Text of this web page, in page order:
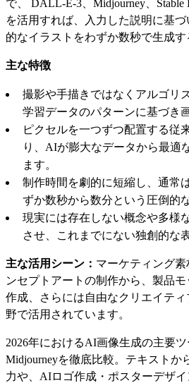
で、 DALL-E-3、Midjourney、
を活用すれば、入力した説明に基
的なイラストをわずか数秒で生成す
主な特徴
撮影や手描きではなくアルゴリ
学習データのパターンに基づき
ピクセルを一つずつ配置する従
り、AIが膨大なデータから最適
ます。
制作時間を劇的に短縮し、通常
ずか数秒から数分という圧倒的
現実には存在しない概念や多様
させ、これまでにない独創的な
主な活用シーン： マーケティング素
ンセプトアートの制作から、製品
作成、さらには自由なクリエイテ
野で活用されています。
2026年におけるAI画像生成の主要ツ
Midjourneyを徹底比較。テキストか
力や、AIロゴ作成・ポスターデザ